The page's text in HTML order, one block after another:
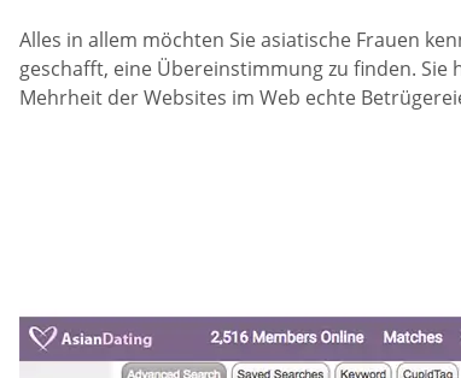
Alles in allem möchten Sie asiatische Frauen
geschafft, eine Übereinstimmung zu finden. Sie
Mehrheit der Websites im Web echte